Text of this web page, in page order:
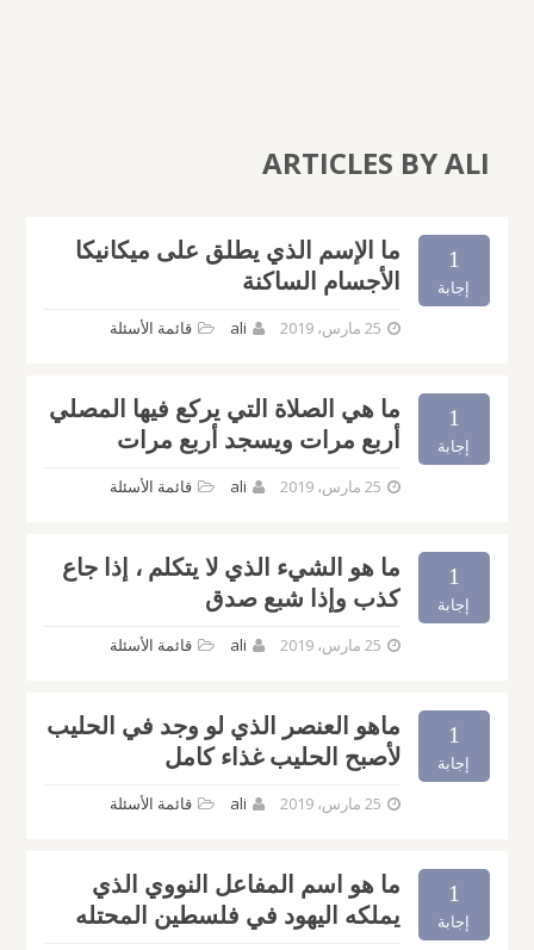
ARTICLES BY ALI
1
إجابة
ما الإسم الذي يطلق على ميكانيكا
الأجسام الساكنة
25 مارس، 2019 ali قائمة الأسئلة
1
إجابة
ما هي الصلاة التي يركع فيها المصلي
أربع مرات ويسجد أربع مرات
25 مارس، 2019 ali قائمة الأسئلة
1
إجابة
ما هو الشيء الذي لا يتكلم ، إذا جاع
كذب وإذا شبع صدق
25 مارس، 2019 ali قائمة الأسئلة
1
إجابة
ماهو العنصر الذي لو وجد في الحليب
لأصبح الحليب‎ ‎غذاء كامل
25 مارس، 2019 ali قائمة الأسئلة
1
إجابة
ما هو اسم المفاعل النووي الذي
يملكه اليهود في فلسطين المحتله